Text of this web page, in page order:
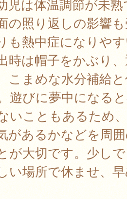
児は体温調節が未
の照り返しの影響
も熱中症になりや
時は帽子をかぶり
こまめな水分補給
遊びに夢中になる
いこともあるため
があるかなどを周
が大切です。少し
い場所で休ませ、